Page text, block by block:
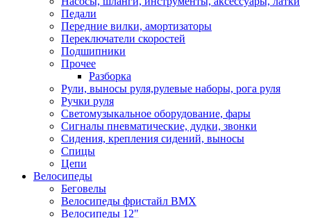
Педали
Передние вилки, амортизаторы
Переключатели скоростей
Подшипники
Прочее
Разборка
Рули, выносы руля,рулевые наборы, рога руля
Ручки руля
Светомузыкальное оборудование, фары
Сигналы пневматические, дудки, звонки
Сидения, крепления сидений, выносы
Спицы
Цепи
Велосипеды
Беговелы
Велосипеды фристайл ВМХ
Велосипеды 12"